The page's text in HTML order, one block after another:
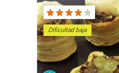
Dificultad baja